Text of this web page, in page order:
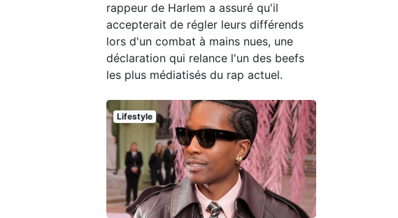
rappeur de Harlem a assuré qu'il
accepterait de régler leurs différends
lors d'un combat à mains nues, une
déclaration qui relance l'un des beefs
les plus médiatisés du rap actuel.
Lifestyle